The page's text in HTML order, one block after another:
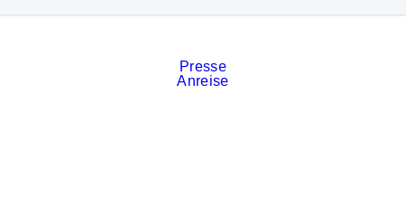
Presse
Anreise